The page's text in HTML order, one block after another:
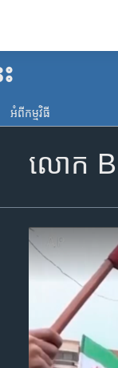
អំពី​កម្មវិធី​
លោក